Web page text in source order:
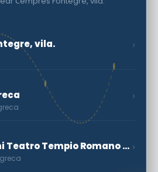
vila. ›
›
Nevjerovatni Teatro Tempio Romano u Pietravairunu ›